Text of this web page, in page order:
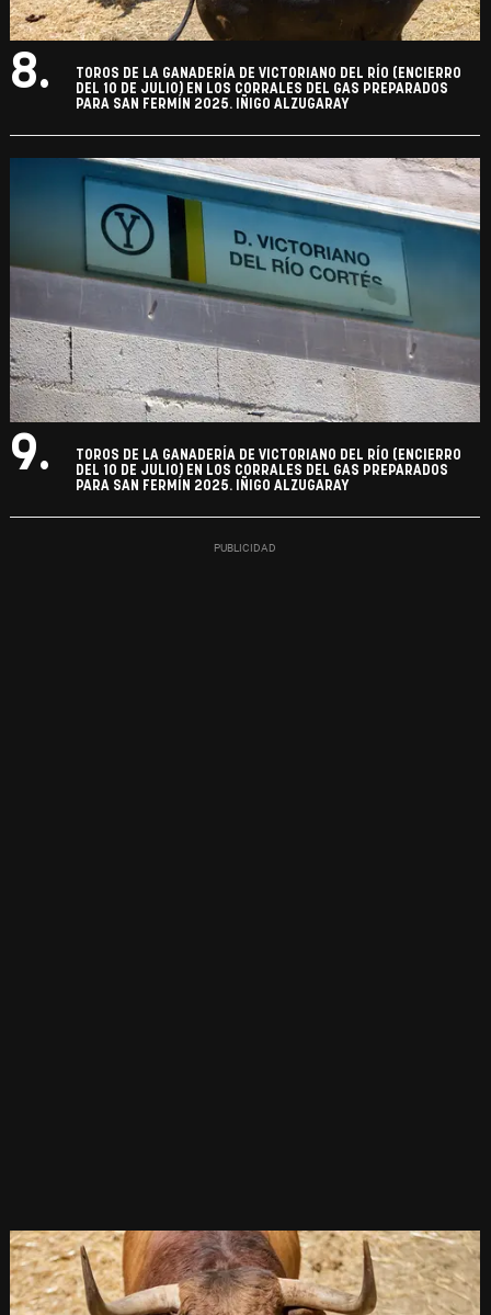
8.
TOROS DE LA GANADERÍA DE VICTORIANO DEL RÍO (ENCIERRO
DEL 10 DE JULIO) EN LOS CORRALES DEL GAS PREPARADOS
PARA SAN FERMÍN 2025. IÑIGO ALZUGARAY
9.
TOROS DE LA GANADERÍA DE VICTORIANO DEL RÍO (ENCIERRO
DEL 10 DE JULIO) EN LOS CORRALES DEL GAS PREPARADOS
PARA SAN FERMÍN 2025. IÑIGO ALZUGARAY